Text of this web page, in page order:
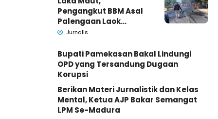
Pengangkut BBM Asal
Palengaan Laok
Pamekasan Meninggal
Jurnalis
Bupati Pamekasan Bakal Lindungi
OPD yang Tersandung Dugaan
Korupsi
Berikan Materi Jurnalistik dan Kelas
Mental, Ketua AJP Bakar Semangat
LPM Se-Madura